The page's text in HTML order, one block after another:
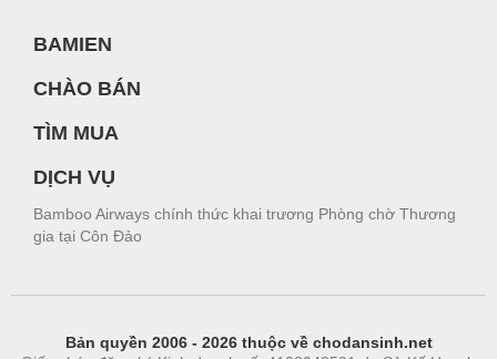
BAMIEN
CHÀO BÁN
TÌM MUA
DỊCH VỤ
Bamboo Airways chính thức khai trương Phòng chờ Thương
gia tại Côn Đảo
Bản quyền 2006 - 2026 thuộc về chodansinh.net